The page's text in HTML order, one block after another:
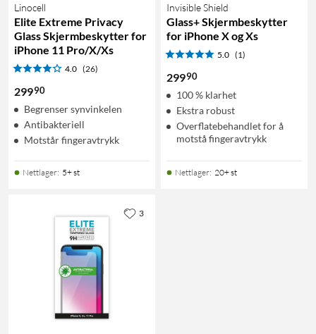
Linocell
Elite Extreme Privacy
Glass Skjermbeskytter for
iPhone 11 Pro/X/Xs
4.0 (26)
29990
Begrenser synvinkelen
Antibakteriell
Motstår fingeravtrykk
Nettlager: 5+ st
Invisible Shield
Glass+ Skjermbeskytter
for iPhone X og Xs
5.0 (1)
29990
100 % klarhet
Ekstra robust
Overflatebehandlet for å
motstå fingeravtrykk
Nettlager: 20+ st
3